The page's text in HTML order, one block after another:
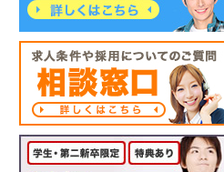
パチンコ店社員経験者の方 詳しくはこち
求人条件や採用についてのご質問 相談窓
詳しくはこちら